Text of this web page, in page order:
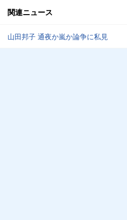
関連ニュース
山田邦子 通夜か嵐か論争に私見